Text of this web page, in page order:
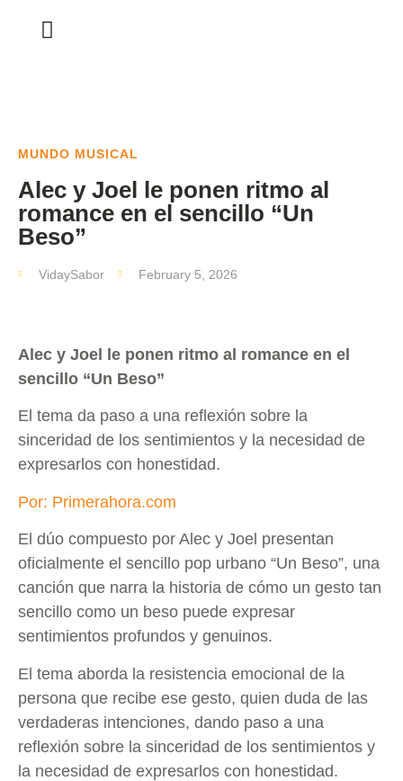
MUNDO MUSICAL
Alec y Joel le ponen ritmo al
romance en el sencillo “Un
Beso”
VidaySabor February 5, 2026
Alec y Joel le ponen ritmo al romance en el
sencillo “Un Beso”
El tema da paso a una reflexión sobre la
sinceridad de los sentimientos y la necesidad de
expresarlos con honestidad.
Por: Primerahora.com
El dúo compuesto por Alec y Joel presentan
oficialmente el sencillo pop urbano “Un Beso”, una
canción que narra la historia de cómo un gesto tan
sencillo como un beso puede expresar
sentimientos profundos y genuinos.
El tema aborda la resistencia emocional de la
persona que recibe ese gesto, quien duda de las
verdaderas intenciones, dando paso a una
reflexión sobre la sinceridad de los sentimientos y
la necesidad de expresarlos con honestidad.